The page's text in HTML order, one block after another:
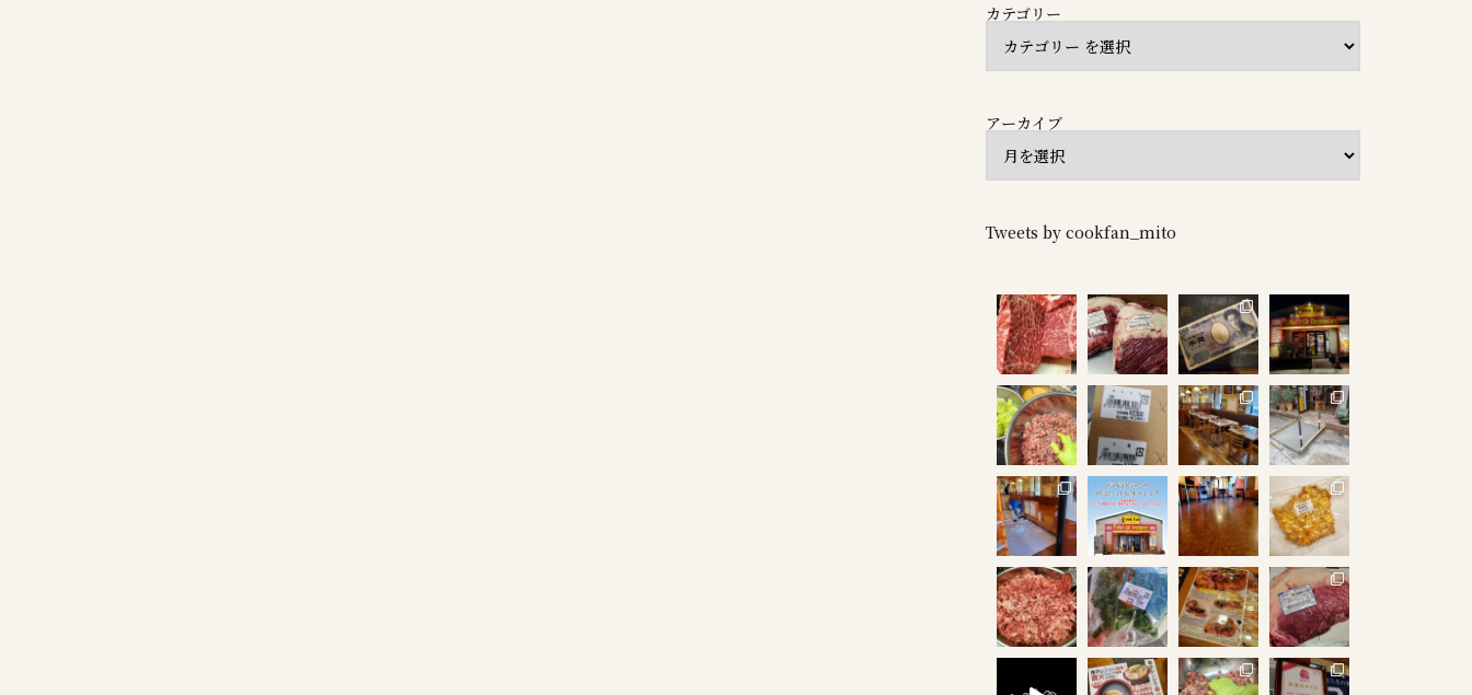
カテゴリー
アーカイブ
Tweets by cookfan_mito